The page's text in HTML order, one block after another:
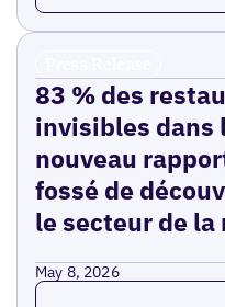
83 % des
invisibles dans
nouveau
fossé de
le secteur de
May 8, 2026
Read more